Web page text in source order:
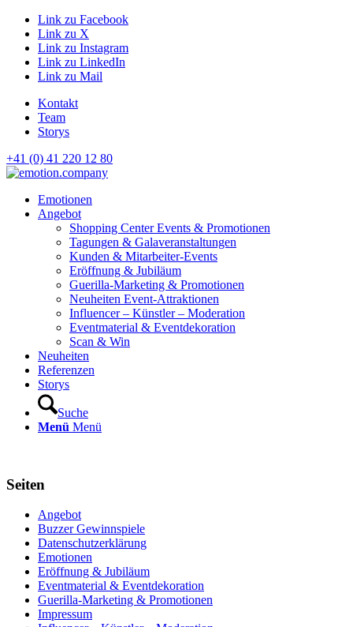
Link zu Facebook
Link zu X
Link zu Instagram
Link zu LinkedIn
Link zu Mail
Kontakt
Team
Storys
+41 (0) 41 220 12 80
Hauptnavigation
Emotionen
Angebot
Shopping Center Events & Promotionen
Tagungen & Galaveranstaltungen
Kunden & Mitarbeiter-Events
Eröffnung & Jubiläum
Guerilla-Marketing & Promotionen
Neuheiten Event-Attraktionen
Influencer – Künstler – Moderation
Eventmaterial & Eventdekoration
Scan & Win
Neuheiten
Referenzen
Storys
Suche
Menü Menü
Seiten
Angebot
Buzzer Gewinnspiele
Datenschutzerklärung
Emotionen
Eröffnung & Jubiläum
Eventmaterial & Eventdekoration
Guerilla-Marketing & Promotionen
Impressum